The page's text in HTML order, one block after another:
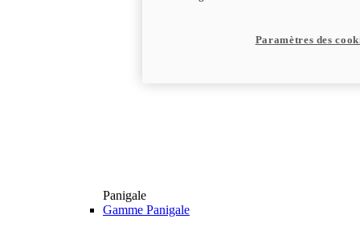
Panigale
Gamme Panigale
Paramètres des